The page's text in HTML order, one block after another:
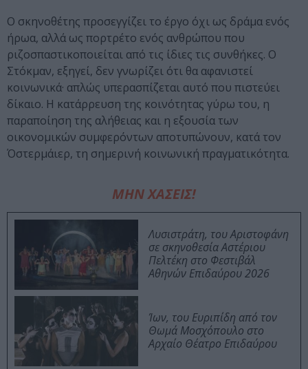
Ο σκηνοθέτης προσεγγίζει το έργο όχι ως δράμα ενός
ήρωα, αλλά ως πορτρέτο ενός ανθρώπου που
ριζοσπαστικοποιείται από τις ίδιες τις συνθήκες. Ο
Στόκμαν, εξηγεί, δεν γνωρίζει ότι θα αφανιστεί
κοινωνικά· απλώς υπερασπίζεται αυτό που πιστεύει
δίκαιο. Η κατάρρευση της κοινότητας γύρω του, η
παραποίηση της αλήθειας και η εξουσία των
οικονομικών συμφερόντων αποτυπώνουν, κατά τον
Όστερμάιερ, τη σημερινή κοινωνική πραγματικότητα.
ΜΗΝ ΧΑΣΕΙΣ!
Λυσιστράτη, του Αριστοφάνη
σε σκηνοθεσία Αστέριου
Πελτέκη στο Φεστιβάλ
Αθηνών Επιδαύρου 2026
Ίων, του Ευριπίδη από τον
Θωμά Μοσχόπουλο στο
Αρχαίο Θέατρο Επιδαύρου